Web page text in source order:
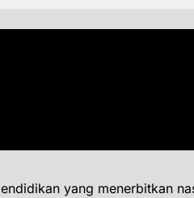
yang menerbitkan